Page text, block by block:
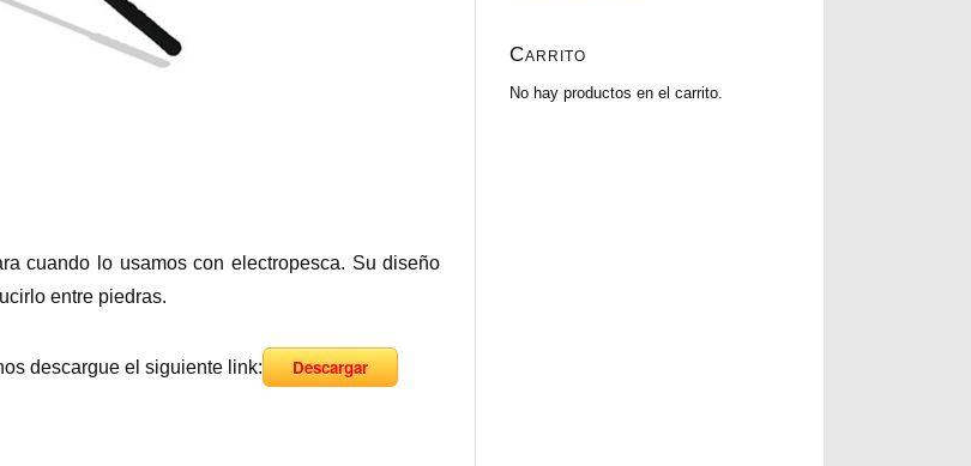
cuando lo usamos con electropesca. Su diseño
entre piedras.
descargue el siguiente link: Descargar
Carrito
No hay productos en el carrito.